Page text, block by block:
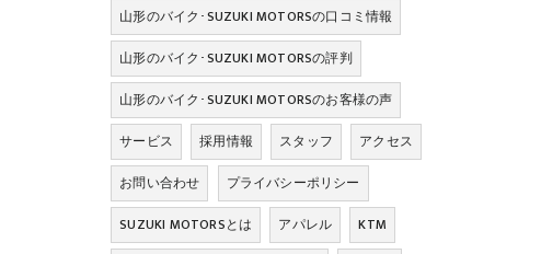
山形のバイク･SUZUKI MOTORSの口コミ情報
山形のバイク･SUZUKI MOTORSの評判
山形のバイク･SUZUKI MOTORSのお客様の声
サービス
採用情報 スタッフ
アクセス
お問い合わせ
プライバシーポリシー
SUZUKI MOTORSとは
アパレル
KTM